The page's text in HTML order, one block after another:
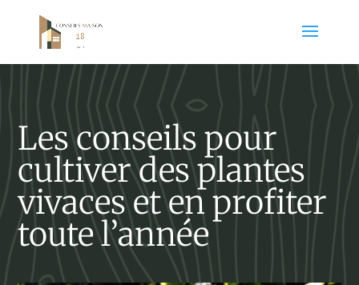
Les conseils pour
cultiver des plantes
vivaces et en profiter
toute l’année